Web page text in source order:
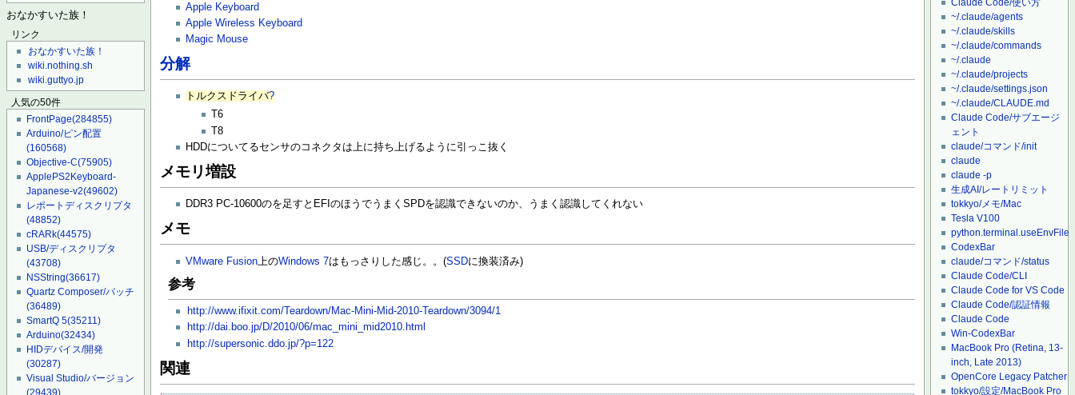
おなかすいた族！
リンク
おなかすいた族！
wiki.nothing.sh
wiki.guttyo.jp
人気の50件
FrontPage(284855)
Arduino/ピン配置
(160568)
Objective-C(75905)
ApplePS2Keyboard-
Japanese-v2(49602)
レポートディスクリプタ
(48852)
cRARk(44575)
USB/ディスクリプタ
(43708)
NSString(36617)
Quartz Composer/パッチ
(36489)
SmartQ 5(35211)
Arduino(32434)
HIDデバイス/開発
(30287)
Visual Studio/バージョン
(29439)
Apple Keyboard
Apple Wireless Keyboard
Magic Mouse
分解
トルクスドライバ?
T6
T8
HDDについてるセンサのコネクタは上に持ち上げるように引っこ抜く
メモリ増設
DDR3 PC-10600のを足すとEFIのほうでうまくSPDを認識できないのか、うまく認識してくれない
メモ
VMware Fusion 上のWindows 7はもっさりした感じ。。(SSDに換装済み)
参考
http://www.ifixit.com/Teardown/Mac-Mini-Mid-2010-Teardown/3094/1
http://dai.boo.jp/D/2010/06/mac_mini_mid2010.html
http://supersonic.ddo.jp/?p=122
関連
Claude Code/使い方
~/.claude/agents
~/.claude/skills
~/.claude/commands
~/.claude
~/.claude/projects
~/.claude/settings.json
~/.claude/CLAUDE.md
Claude Code/サブエージ
ェント
claude/コマンド/init
claude
claude -p
生成AI/レートリミット
tokkyo/メモ/Mac
Tesla V100
python.terminal.useEnvFile
CodexBar
claude/コマンド/status
Claude Code/CLI
Claude Code for VS Code
Claude Code/認証情報
Claude Code
Win-CodexBar
MacBook Pro (Retina, 13-
inch, Late 2013)
OpenCore Legacy Patcher
tokkyo/設定/MacBook Pro